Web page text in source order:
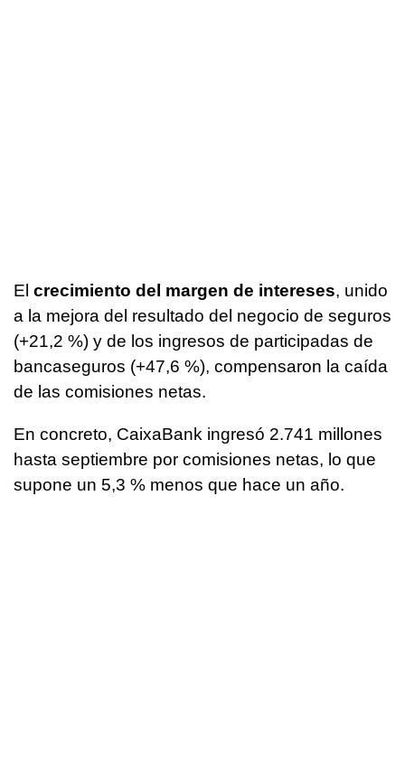
El crecimiento del margen de intereses, unido
a la mejora del resultado del negocio de seguros
(+21,2 %) y de los ingresos de participadas de
bancaseguros (+47,6 %), compensaron la caída
de las comisiones netas.
En concreto, CaixaBank ingresó 2.741 millones
hasta septiembre por comisiones netas, lo que
supone un 5,3 % menos que hace un año.